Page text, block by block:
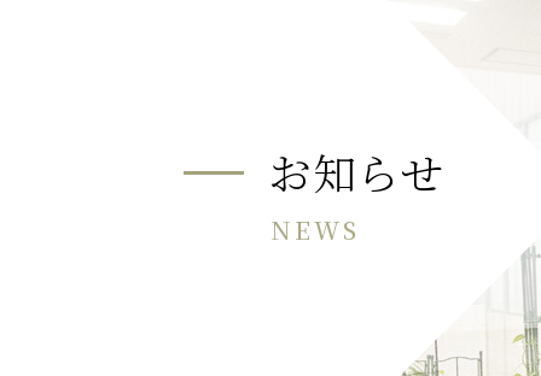
お知らせ
NEWS